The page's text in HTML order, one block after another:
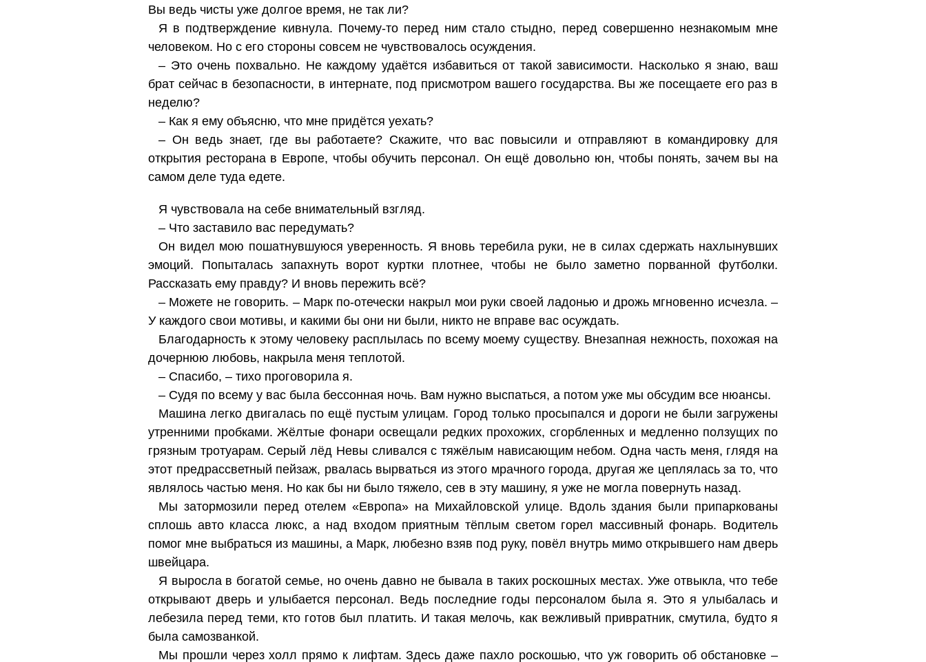
Вы ведь чисты уже долгое время, не так ли?
Я в подтверждение кивнула. Почему-то перед ним стало стыдно, перед совершенно незнакомым мне
человеком. Но с его стороны совсем не чувствовалось осуждения.
– Это очень похвально. Не каждому удаётся избавиться от такой зависимости. Насколько я знаю, ваш
брат сейчас в безопасности, в интернате, под присмотром вашего государства. Вы же посещаете его раз в
неделю?
– Как я ему объясню, что мне придётся уехать?
– Он ведь знает, где вы работаете? Скажите, что вас повысили и отправляют в командировку для
открытия ресторана в Европе, чтобы обучить персонал. Он ещё довольно юн, чтобы понять, зачем вы на
самом деле туда едете.
Я чувствовала на себе внимательный взгляд.
– Что заставило вас передумать?
Он видел мою пошатнувшуюся уверенность. Я вновь теребила руки, не в силах сдержать нахлынувших
эмоций. Попыталась запахнуть ворот куртки плотнее, чтобы не было заметно порванной футболки.
Рассказать ему правду? И вновь пережить всё?
– Можете не говорить. – Марк по-отечески накрыл мои руки своей ладонью и дрожь мгновенно исчезла. –
У каждого свои мотивы, и какими бы они ни были, никто не вправе вас осуждать.
Благодарность к этому человеку расплылась по всему моему существу. Внезапная нежность, похожая на
дочернюю любовь, накрыла меня теплотой.
– Спасибо, – тихо проговорила я.
– Судя по всему у вас была бессонная ночь. Вам нужно выспаться, а потом уже мы обсудим все нюансы.
Машина легко двигалась по ещё пустым улицам. Город только просыпался и дороги не были загружены
утренними пробками. Жёлтые фонари освещали редких прохожих, сгорбленных и медленно ползущих по
грязным тротуарам. Серый лёд Невы сливался с тяжёлым нависающим небом. Одна часть меня, глядя на
этот предрассветный пейзаж, рвалась вырваться из этого мрачного города, другая же цеплялась за то, что
являлось частью меня. Но как бы ни было тяжело, сев в эту машину, я уже не могла повернуть назад.
Мы затормозили перед отелем «Европа» на Михайловской улице. Вдоль здания были припаркованы
сплошь авто класса люкс, а над входом приятным тёплым светом горел массивный фонарь. Водитель
помог мне выбраться из машины, а Марк, любезно взяв под руку, повёл внутрь мимо открывшего нам дверь
швейцара.
Я выросла в богатой семье, но очень давно не бывала в таких роскошных местах. Уже отвыкла, что тебе
открывают дверь и улыбается персонал. Ведь последние годы персоналом была я. Это я улыбалась и
лебезила перед теми, кто готов был платить. И такая мелочь, как вежливый привратник, смутила, будто я
была самозванкой.
Мы прошли через холл прямо к лифтам. Здесь даже пахло роскошью, что уж говорить об обстановке –